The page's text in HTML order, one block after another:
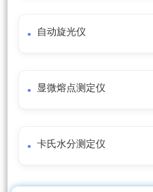
自动旋光仪
显微熔点测定仪
卡氏水分测定仪